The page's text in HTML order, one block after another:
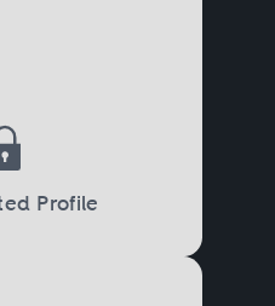
Profile